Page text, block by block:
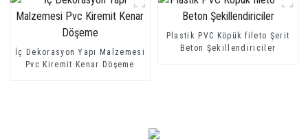
İç Dekorasyon Yapı Malzemesi
Pvc Kiremit Kenar Döşeme
Plastik PVC Köpük fileto Şerit
Beton Şekillendiriciler